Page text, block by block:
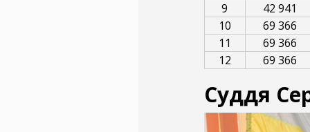
9
42 941
10
69 366
11
69 366
12
69 366
Суддя